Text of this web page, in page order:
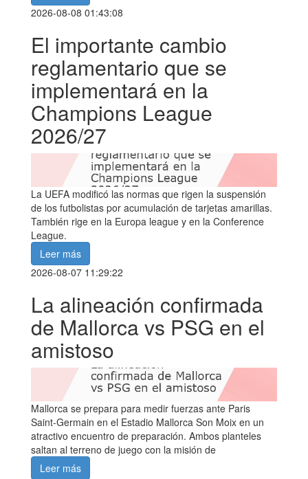
2026-08-08 01:43:08
El importante cambio
reglamentario que se
implementará en la
Champions League
2026/27
La UEFA modificó las normas que rigen la suspensión
de los futbolistas por acumulación de tarjetas amarillas.
También rige en la Europa league y en la Conference
League.
Leer más
2026-08-07 11:29:22
La alineación confirmada
de Mallorca vs PSG en el
amistoso
Mallorca se prepara para medir fuerzas ante Paris
Saint-Germain en el Estadio Mallorca Son Moix en un
atractivo encuentro de preparación. Ambos planteles
saltan al terreno de juego con la misión de
Leer más